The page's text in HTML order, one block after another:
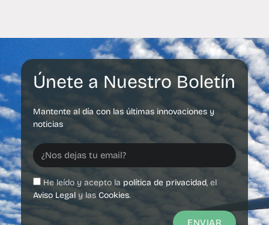
Únete a Nuestro Boletín
Mantente al día con las últimas innovaciones y
noticias
He leído y acepto la política de privacidad, el
Aviso Legal y las Cookies.
ENVIAR